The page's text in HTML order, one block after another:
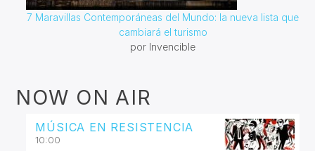
7 Maravillas Contemporáneas del Mundo: la nueva lista que
cambiará el turismo
por Invencible
NOW ON AIR
MÚSICA EN RESISTENCIA
10:00